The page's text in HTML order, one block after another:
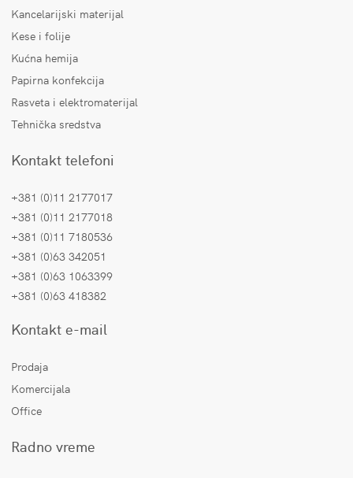
Kancelarijski materijal
Kese i folije
Kućna hemija
Papirna konfekcija
Rasveta i elektromaterijal
Tehnička sredstva
Kontakt telefoni
+381 (0)11 2177017
+381 (0)11 2177018
+381 (0)11 7180536
+381 (0)63 342051
+381 (0)63 1063399
+381 (0)63 418382
Kontakt e-mail
Prodaja
Komercijala
Office
Radno vreme